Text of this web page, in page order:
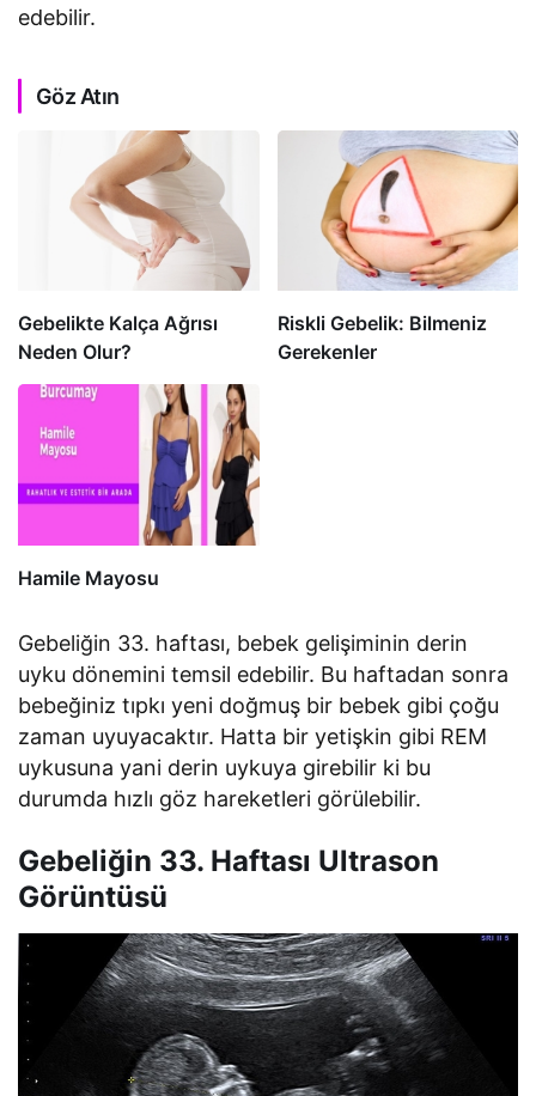
edebilir.
Göz Atın
Gebelikte Kalça Ağrısı
Neden Olur?
Riskli Gebelik: Bilmeniz
Gerekenler
Hamile Mayosu
Gebeliğin 33. haftası, bebek gelişiminin derin
uyku dönemini temsil edebilir. Bu haftadan sonra
bebeğiniz tıpkı yeni doğmuş bir bebek gibi çoğu
zaman uyuyacaktır. Hatta bir yetişkin gibi REM
uykusuna yani derin uykuya girebilir ki bu
durumda hızlı göz hareketleri görülebilir.
Gebeliğin 33. Haftası Ultrason
Görüntüsü